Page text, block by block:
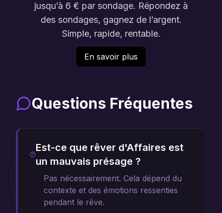
jusqu’à 6 € par sondage. Répondez à
des sondages, gagnez de l’argent.
Simple, rapide, rentable.
En savoir plus
Questions Fréquentes
Est-ce que rêver d'Affaires est
un mauvais présage ?
Pas nécessairement. Cela dépend du
contexte et des émotions ressenties
pendant le rêve.